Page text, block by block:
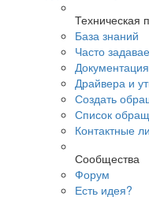
Техническая
База знаний
Часто
Драйвера и
Создать
Список
Контактные
Сообщества
Форум
Есть идея?